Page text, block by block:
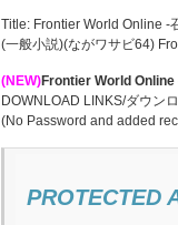
Title: Frontier World Online ‐
(一般小説)(ながワサビ64)
(NEW)Frontier World Online
DOWNLOAD LINKS/ダウン
(No Password and added
PROTECTED